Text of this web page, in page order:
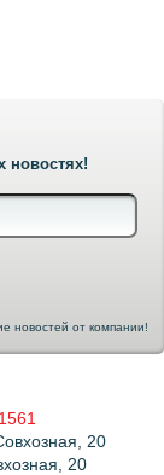
новостях!
новостей от компании!
20
20